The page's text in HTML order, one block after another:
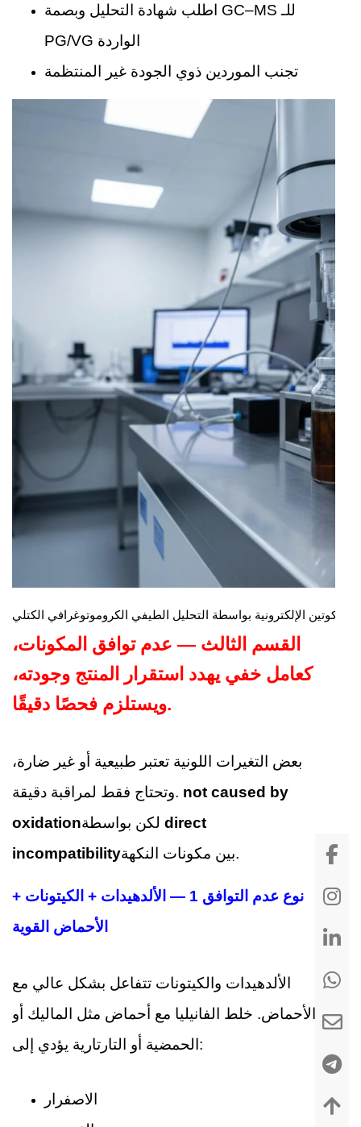
اطلب شهادة التحليل وبصمة GC–MS للـ
PG/VG الواردة
تجنب الموردين ذوي الجودة غير المنتظمة
القسم الثالث — عدم توافق المكونات،
كعامل خفي يهدد استقرار المنتج وجودته،
ويستلزم فحصًا دقيقًا.
بعض التغيرات اللونية تعتبر طبيعية أو غير ضارة،
وتحتاج فقط لمراقبة دقيقة. not caused by
oxidation
direct
incompatibility
بين مكونات النكهة.
نوع عدم التوافق 1 — الألدهيدات + الكيتونات +
الأحماض القوية
الألدهيدات والكيتونات تتفاعل بشكل عالي مع
الأحماض. خلط الفانيليا مع أحماض مثل الماليك أو
الحمضية أو التارتارية يؤدي إلى:
الاصفرار